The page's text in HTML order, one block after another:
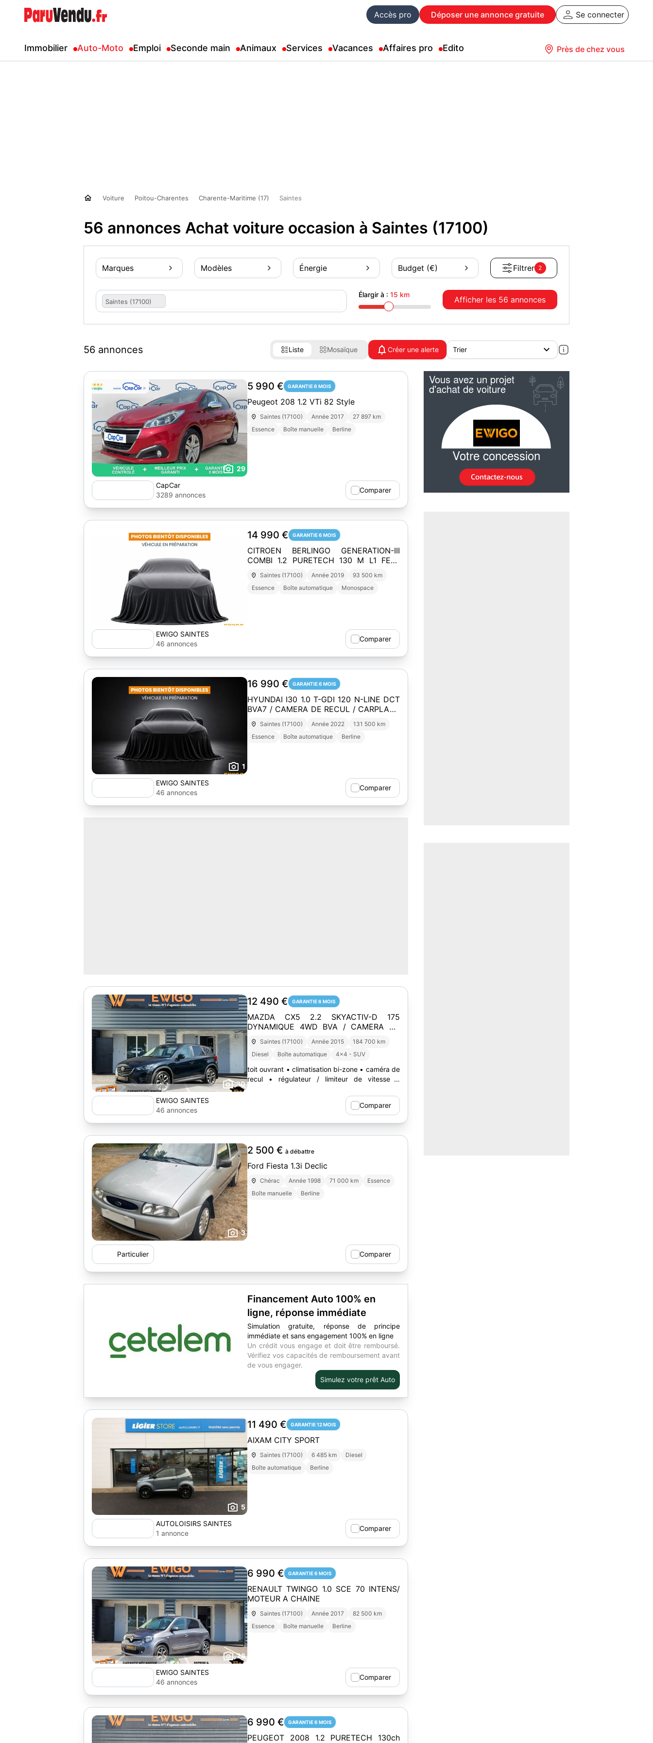
Accès pro Déposer une annonce gratuite Se connecter
Immobilier Auto-Moto Emploi Seconde main Animaux Services Vacances Affaires pro Edito Près de chez vous
Voiture Poitou-Charentes Charente-Maritime (17) Saintes
56 annonces Achat voiture occasion à Saintes (17100)
Marques Modèles Énergie Budget (€) Filtrer 2
Saintes (17100)
Élargir à :15 km
Afficher les 56 annonces
56 annonces Liste Mosaïque Créer une alerte
29
5 990 € GARANTIE 6 MOIS
Peugeot 208 1.2 VTi 82 Style
Saintes (17100) Année 2017
27 897 km
Essence
Boîte manuelle Berline
CapCar
3289 annonces
Comparer
14 990 € GARANTIE 6 MOIS
CITROEN BERLINGO GENERATION-III
COMBI 1.2 PURETECH 130 M L1 FEEL
EAT BVA START-STOP
Saintes (17100) Année 2019
93 500 km
Essence
Boîte automatique Monospace
EWIGO SAINTES
46 annonces
Comparer
1
16 990 € GARANTIE 6 MOIS
HYUNDAI I30 1.0 T-GDI 120 N-LINE DCT
BVA7 / CAMERA DE RECUL / CARPLAY /
SIEGES ET VOLANT CHAUFFANTS /
LEDs / ...
Saintes (17100) Année 2022
131 500 km
Essence
Boîte automatique Berline
EWIGO SAINTES
46 annonces
Comparer
30
12 490 € GARANTIE 6 MOIS
MAZDA CX5 2.2 SKYACTIV-D 175
DYNAMIQUE 4WD BVA / CAMERA DE
RECUL / TOIT OUVRANT / ATTELAGE
Saintes (17100) Année 2015
184 700 km
Diesel
Boîte automatique 4x4 - SUV
toit ouvrant • climatisation bi-zone • caméra de
recul • régulateur / limiteur de vitesse •
automatiques • attache remorque
EWIGO SAINTES
46 annonces
Comparer
3
2 500 € à débattre
Ford Fiesta 1.3i Declic
Chérac Année 1998 71 000 km
Essence
Boîte manuelle
Berline
Particulier Comparer
Financement Auto 100% en
ligne, réponse immédiate
Simulation gratuite, réponse de principe
immédiate et sans engagement 100% en ligne
Un crédit vous engage et doit être remboursé.
Vérifiez vos capacités de remboursement avant
de vous engager.
Simulez votre prêt Auto
5
11 490 € GARANTIE 12 MOIS
AIXAM CITY SPORT
Saintes (17100) 6 485 km
Diesel
Boîte automatique
Berline
AUTOLOISIRS SAINTES
1 annonce
Comparer
26
6 990 € GARANTIE 6 MOIS
RENAULT TWINGO 1.0 SCE 70 INTENS/
MOTEUR A CHAINE
Saintes (17100) Année 2017
82 500 km
Essence
Boîte manuelle Berline
EWIGO SAINTES
46 annonces
Comparer
6 990 € GARANTIE 6 MOIS
PEUGEOT 2008 1.2 PURETECH 130ch